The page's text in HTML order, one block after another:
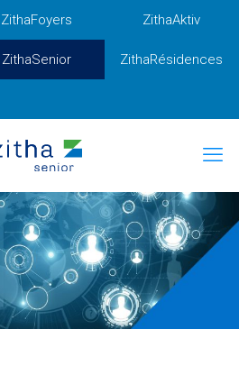
ZithaFoyers ZithaAktiv
ZithaSenior ZithaRésidences